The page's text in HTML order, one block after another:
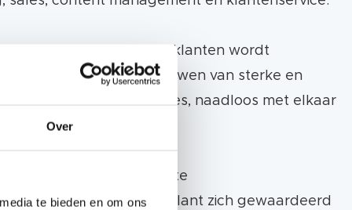
Over
te bieden en om ons
klanten en potentiële klanten wordt
is voor het opbouwen van sterke en
zoals marketing en sales, naadloos met elkaar
kunnen bedrijven gerichte
zorgt ervoor dat elke klant zich gewaardeerd